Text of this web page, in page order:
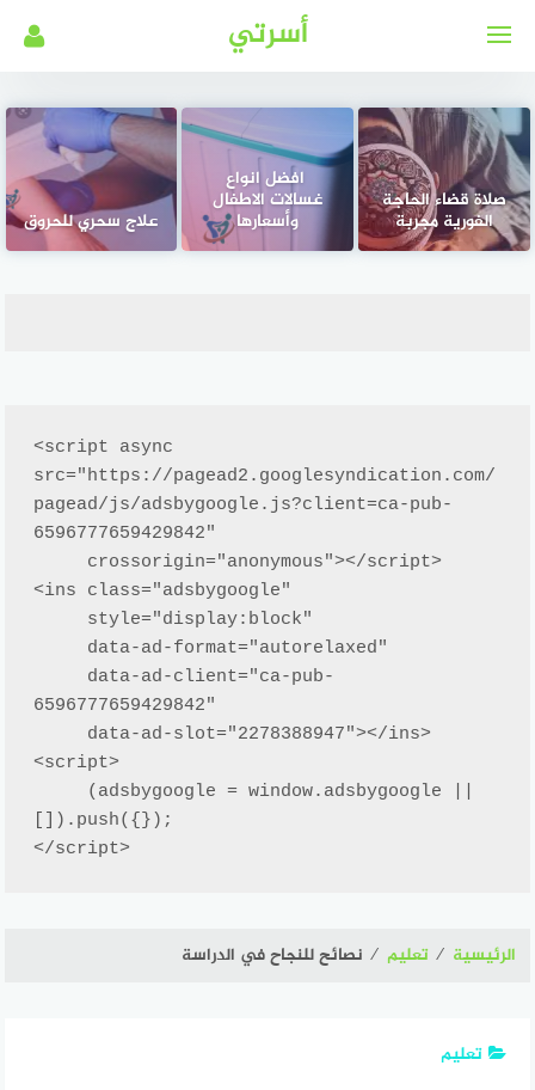
أسرتي
صلاة قضاء الحاجة
الفورية مجربة
افضل انواع
غسالات الاطفال
وأسعارها علاج سحري للحروق
<script async
src="https://pagead2.googlesyndication.com/
pagead/js/adsbygoogle.js?client=ca-pub-
6596777659429842"
<ins class="adsbygoogle"
6596777659429842"
<script>
[]).push({});
</script>
الرئيسية ⁄ تعليم ⁄ نصائح للنجاح في الدراسة
تعليم